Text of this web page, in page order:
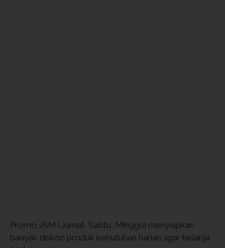
Promo JSM (Jumat, Sabtu, Minggu) menyiapkan
banyak diskon produk kebutuhan harian agar belanja